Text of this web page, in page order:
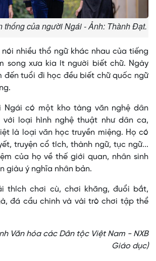
thống của người Ngái - Ảnh: Thành Đạt.
nói nhiều thổ ngữ khác nhau của tiếng
song xưa kia ít người biết chữ. Ngày
đến tuổi đi học đều biết chữ quốc ngữ
Ngái có một kho tàng văn nghệ dân
với loại hình nghệ thuật như dân ca,
là loại văn học truyền miệng. Họ có
truyện cổ tích, thành ngữ, tục ngữ...
của họ về thế giới quan, nhân sinh
giàu ý nghĩa nhân bản.
thích chơi cù, chơi khăng, đuổi bắt,
đá cầu chinh và vài trò chơi tập thể
Văn hóa các Dân tộc Việt Nam - NXB
Giáo dục)